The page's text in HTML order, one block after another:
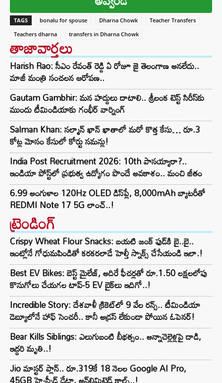
TAGS bonalu for spouse Dharna Chowk
Teacher Transfers
Teachers dharna
transfers in Dharna Chowk
తాజావార్తలు
Harish Rao: సీఎం రేవంత్ రెడ్డి ఏ రోజూ జై తెలంగాణ అనలేదు..
మాజీ మంత్రి సంచలన ఆరోపణ..
Gautam Gambhir: మన హద్దులు దాటాలి.. శ్రీలంక టెస్ట్ సిరీస్‌కు
ముందు టీమిండియాకు గంభీర్ వార్నింగ్
Salman Khan: సల్మాన్ ఖాన్ ఖాతాలో మరో కొత్త కేసు… రూ.3
కోట్ల మోసం కేసులో కోర్టు సమన్లు!
India Post Recruitment 2026: 10th పాసయ్యారా?..
ఇండియా పోస్ట్‌లో ప్రభుత్వ ఉద్యోగం పొందే అవకాశం.. మంచి జీతం
6.99 అంగుళాల 120Hz OLED డిస్‌ప్లే, 8,000mAh బ్యాటరీతో
REDMI Note 17 5G లాంచ్..!
ట్రెండింగ్‌
Crispy Wheat Flour Snacks: బయటి జంక్ ఫుడ్‌కి బై..బై..
ఇంట్లోనే గోధుమపిండితో కరకరలాడే హెల్తీ స్నాక్స్ చేసేయండి ఇలా.!
Best EV Bikes: బెస్ట్ మైలేజ్, అదిరే ఫీచర్లతో రూ.1.50 లక్షలలోపు
కొనుగోలు చేయగల టాప్-5 EV బైక్‌లు ఇదిగో..!
Incredible Story: దేశవాళీ క్రికెట్‌లో 9 వేల రన్స్.. టీమిండియా
డెబ్యూలోనే హాఫ్ సెంచరీ.. కానీ అడ్రస్ లేకుండా పోయిన ఓపెనర్!
Bear Kills Siblings: ఎలుగుబంటి బీభత్సం.. అన్నాచెల్లెళ్లపై దాడి,
ఇద్దరి మృతి..!
Jio మాస్టర్ ప్లాన్.. రూ.319కే 18 నెలల Google AI Pro,